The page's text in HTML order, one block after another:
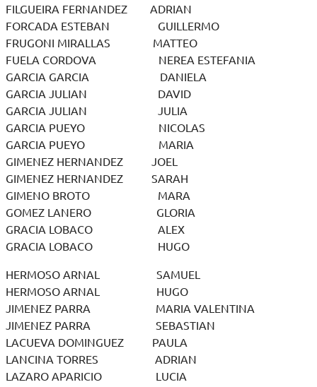
FILGUEIRA FERNANDEZ ADRIAN
FORCADA ESTEBAN GUILLERMO
FRUGONI MIRALLAS MATTEO
FUELA CORDOVA NEREA ESTEFANIA
GARCIA GARCIA DANIELA
GARCIA JULIAN DAVID
GARCIA JULIAN JULIA
GARCIA PUEYO NICOLAS
GARCIA PUEYO MARIA
GIMENEZ HERNANDEZ JOEL
GIMENEZ HERNANDEZ SARAH
GIMENO BROTO MARA
GOMEZ LANERO GLORIA
GRACIA LOBACO ALEX
GRACIA LOBACO HUGO
HERMOSO ARNAL SAMUEL
HERMOSO ARNAL HUGO
JIMENEZ PARRA MARIA VALENTINA
JIMENEZ PARRA SEBASTIAN
LACUEVA DOMINGUEZ PAULA
LANCINA TORRES ADRIAN
LAZARO APARICIO LUCIA